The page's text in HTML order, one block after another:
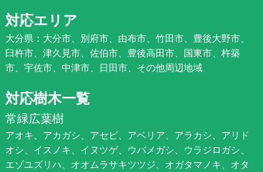
対応エリア
大分県：大分市、別府市、由布市、竹田市、豊後大野市、
臼杵市、津久見市、佐伯市、豊後高田市、国東市、杵築
市、宇佐市、中津市、日田市、その他周辺地域
対応樹木一覧
常緑広葉樹
アオキ、アカガシ、アセビ、アベリア、アラカシ、アリド
オシ、イスノキ、イヌツゲ、ウバメガシ、ウラジロガシ、
エゾユズリハ、オオムラサキツツジ、オガタマノキ、オタ